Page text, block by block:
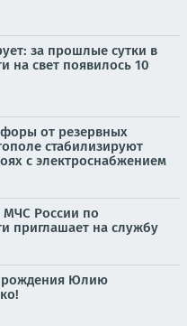
за прошлые сутки в
на свет появилось 10
от резервных
стабилизируют
с электроснабжением
МЧС России по
приглашает на службу
рождения Юлию